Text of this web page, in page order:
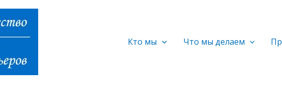
Кто мы Что мы делаем
Навигация